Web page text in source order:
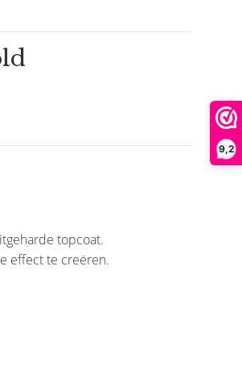
9,2
topcoat.
effect te creëren.